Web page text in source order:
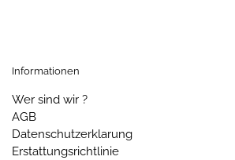
Informationen
Wer sind wir ?
AGB
Datenschutzerklarung
Erstattungsrichtlinie